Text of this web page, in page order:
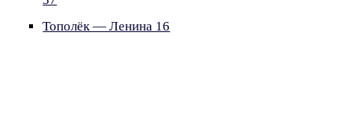
Тополёк — Ленина 16